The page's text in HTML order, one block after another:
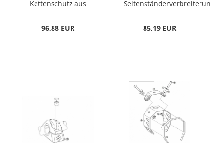
Kettenschutz aus
96,88 EUR
Seitenständerverbreiterung
85,19 EUR